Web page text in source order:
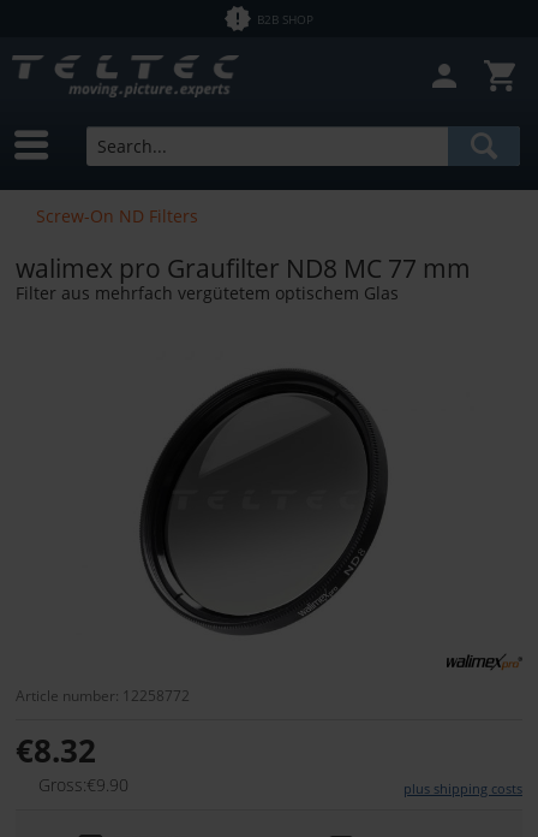
B2B SHOP
Screw-On ND Filters
walimex pro Graufilter ND8 MC 77 mm
Filter aus mehrfach vergütetem optischem Glas
Article number: 12258772
€8.32
Gross:€9.90 plus shipping costs